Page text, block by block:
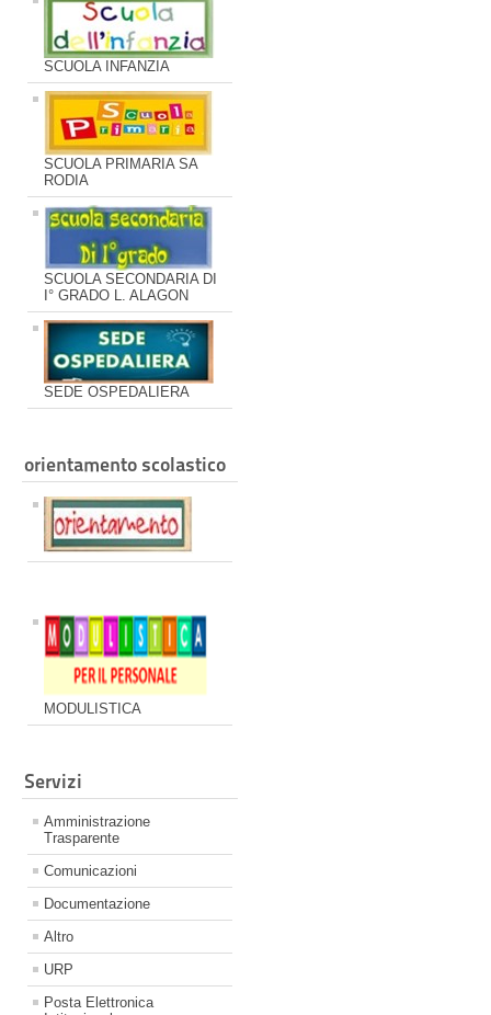
SCUOLA INFANZIA
SCUOLA PRIMARIA SA
RODIA
SCUOLA SECONDARIA DI
I° GRADO L. ALAGON
SEDE OSPEDALIERA
orientamento scolastico
MODULISTICA
Servizi
Amministrazione
Trasparente
Comunicazioni
Documentazione
Altro
URP
Posta Elettronica